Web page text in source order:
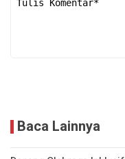
Baca Lainnya